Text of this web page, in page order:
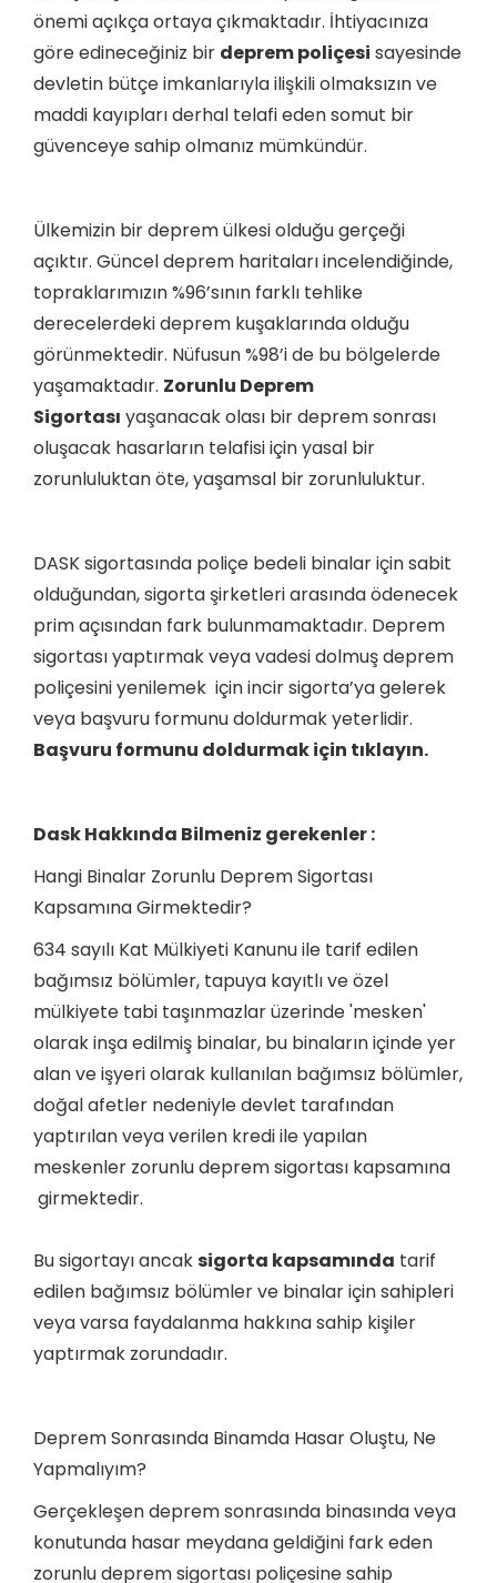
önemi açıkça ortaya çıkmaktadır. İhtiyacınıza
göre edineceğiniz bir deprem poliçesi sayesinde
devletin bütçe imkanlarıyla ilişkili olmaksızın ve
maddi kayıpları derhal telafi eden somut bir
güvenceye sahip olmanız mümkündür.
Ülkemizin bir deprem ülkesi olduğu gerçeği
açıktır. Güncel deprem haritaları incelendiğinde,
topraklarımızın %96’sının farklı tehlike
derecelerdeki deprem kuşaklarında olduğu
görünmektedir. Nüfusun %98’i de bu bölgelerde
yaşamaktadır. Zorunlu Deprem
Sigortası yaşanacak olası bir deprem sonrası
oluşacak hasarların telafisi için yasal bir
zorunluluktan öte, yaşamsal bir zorunluluktur.
DASK sigortasında poliçe bedeli binalar için sabit
olduğundan, sigorta şirketleri arasında ödenecek
prim açısından fark bulunmamaktadır. Deprem
sigortası yaptırmak veya vadesi dolmuş deprem
poliçesini yenilemek için incir sigorta’ya gelerek
veya başvuru formunu doldurmak yeterlidir.
Başvuru formunu doldurmak için tıklayın.
Dask Hakkında Bilmeniz gerekenler :
Hangi Binalar Zorunlu Deprem Sigortası
Kapsamına Girmektedir?
634 sayılı Kat Mülkiyeti Kanunu ile tarif edilen
bağımsız bölümler, tapuya kayıtlı ve özel
mülkiyete tabi taşınmazlar üzerinde 'mesken'
olarak inşa edilmiş binalar, bu binaların içinde yer
alan ve işyeri olarak kullanılan bağımsız bölümler,
doğal afetler nedeniyle devlet tarafından
yaptırılan veya verilen kredi ile yapılan
meskenler zorunlu deprem sigortası kapsamına
girmektedir.
Bu sigortayı ancaksigorta kapsamında tarif
edilen bağımsız bölümler ve binalar için sahipleri
veya varsa faydalanma hakkına sahip kişiler
yaptırmak zorundadır.
Deprem Sonrasında Binamda Hasar Oluştu, Ne
Yapmalıyım?
Gerçekleşen deprem sonrasında binasında veya
konutunda hasar meydana geldiğini fark eden
zorunlu deprem sigortası poliçesine sahip